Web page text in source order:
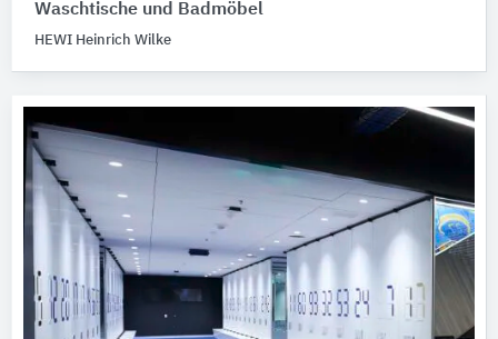
Waschtische und Badmöbel
HEWI Heinrich Wilke